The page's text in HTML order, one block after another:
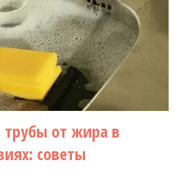
трубы от жира в
советы